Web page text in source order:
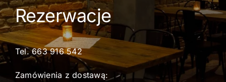
Rezerwacje
Tel.663 916 542
Zamówienia z dostawą: